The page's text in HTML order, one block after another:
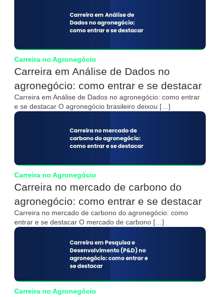
Carreira no Agronegócio
Carreira em Análise de Dados no
agronegócio: como entrar e se destacar
Carreira em Análise de Dados no agronegócio: como entrar
e se destacar O agronegócio brasileiro deixou […]
Carreira no Agronegócio
Carreira no mercado de carbono do
agronegócio: como entrar e se destacar
Carreira no mercado de carbono do agronegócio: como
entrar e se destacar O mercado de carbono […]
Carreira no Agronegócio